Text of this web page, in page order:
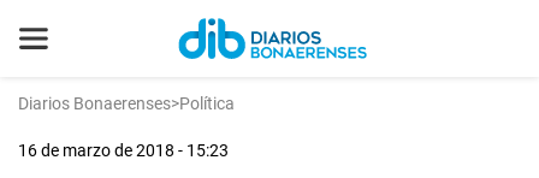
Diarios Bonaerenses>Política
16 de marzo de 2018 - 15:23